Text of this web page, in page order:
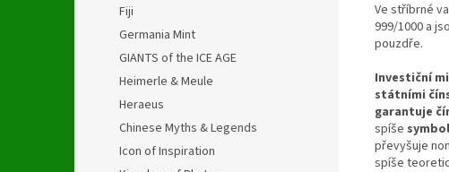
Fiji
Germania Mint
GIANTS of the ICE AGE
Heimerle & Meule
Heraeus
Chinese Myths & Legends
Icon of Inspiration
Ve stříbrné
999/1000 a
pouzdře.
Investiční
státními
garantuje
spíše
převyšuje
spíše